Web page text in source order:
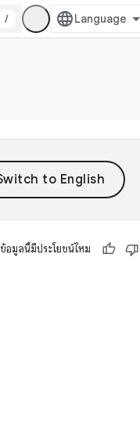
/
ข้อมูลนี้มีประโยชน์ไหม